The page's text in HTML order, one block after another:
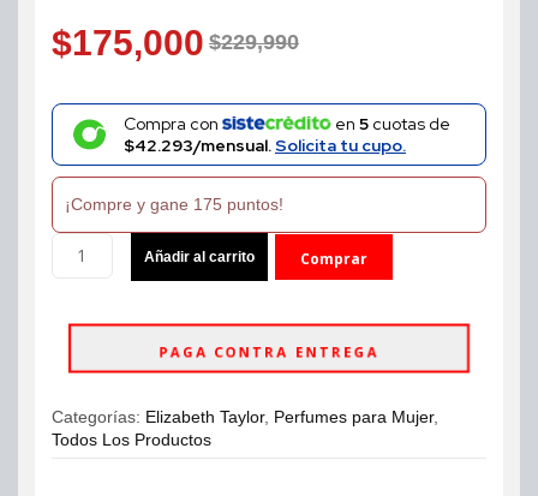
$229,990
Original
price
was:
$229,990.
$175,000
Current
price
is:
$175,000.
Compra con en 5cuotas de
$42.293/mensual.Solicita tu cupo.
¡Compre y gane 175 puntos!
Elizabeth
For
Eau
de
Añadir al carrito Comprar
PAGA CONTRA ENTREGA
Categorías: Elizabeth Taylor, Perfumes para Mujer,
Todos Los Productos